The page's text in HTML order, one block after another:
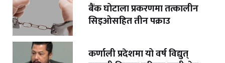
बैंक घोटाला प्रकरणमा तत्कालीन
सिइओसहित तीन पक्राउ
कर्णाली प्रदेशमा यो वर्ष विद्युत्